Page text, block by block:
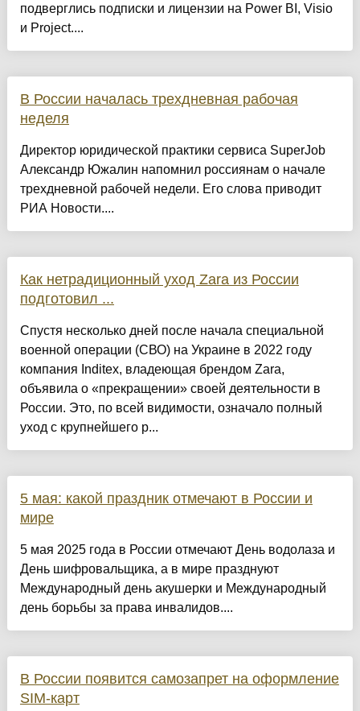
подверглись подписки и лицензии на Power BI, Visio
и Project....
В России началась трехдневная рабочая
неделя
Директор юридической практики сервиса SuperJob
Александр Южалин напомнил россиянам о начале
трехдневной рабочей недели. Его слова приводит
РИА Новости....
Как нетрадиционный уход Zara из России
подготовил ...
Спустя несколько дней после начала специальной
военной операции (СВО) на Украине в 2022 году
компания Inditex, владеющая брендом Zara,
объявила о «прекращении» своей деятельности в
России. Это, по всей видимости, означало полный
уход с крупнейшего р...
5 мая: какой праздник отмечают в России и
мире
5 мая 2025 года в России отмечают День водолаза и
День шифровальщика, а в мире празднуют
Международный день акушерки и Международный
день борьбы за права инвалидов....
В России появится самозапрет на оформление
SIM-карт